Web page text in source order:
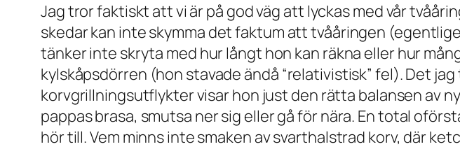
Jag tror faktiskt att vi är på god väg att lyckas med vår
skedar kan inte skymma det faktum att tvååringen
tänker inte skryta med hur långt hon kan räkna eller hur
kylskåpsdörren (hon stavade ändå “relativistisk” fel). Det
korvgrillningsutflykter visar hon just den rätta balansen av
pappas brasa, smutsa ner sig eller gå för nära. En total
hör till. Vem minns inte smaken av svarthalstrad korv, där